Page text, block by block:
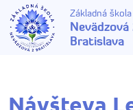
Základná škola
Nevädzová
Bratislava
Návšteva